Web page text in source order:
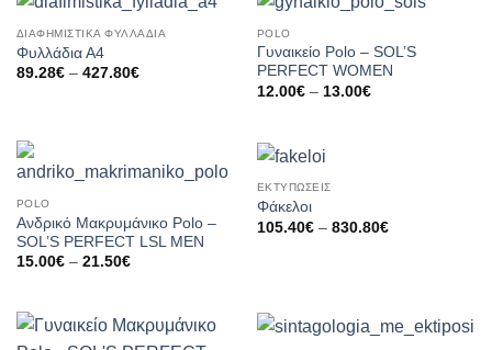
ΔΙΑΦΗΜΙΣΤΙΚΑ ΦΥΛΛΑΔΙΑ
Φυλλάδια Α4
89.28€ – 427.80€Price
POLO
Γυναικείο Polo – SOL’S
PERFECT WOMEN
12.00€ – 13.00€Price
POLO
Ανδρικό Μακρυμάνικο Polo –
SOL’S PERFECT LSL MEN
15.00€ – 21.50€Price
ΕΚΤΥΠΩΣΕΙΣ
Φάκελοι
105.40€ – 830.80€Price